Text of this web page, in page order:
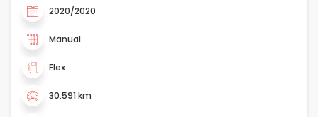
2020/2020
Manual
Flex
30.591 km